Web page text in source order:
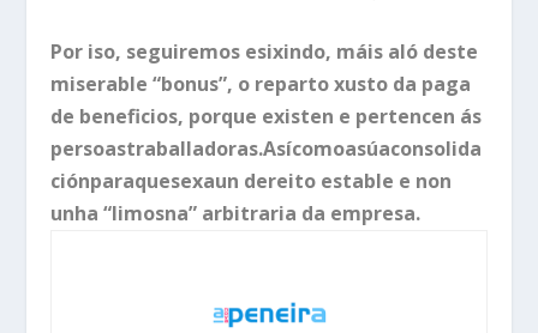
Por iso, seguiremos esixindo, máis aló deste
miserable “bonus”, o reparto xusto da paga
de beneficios, porque existen e pertencen ás
persoastraballadoras.Asícomoasúaconsolida
ciónparaquesexaun dereito estable e non
unha “limosna” arbitraria da empresa.